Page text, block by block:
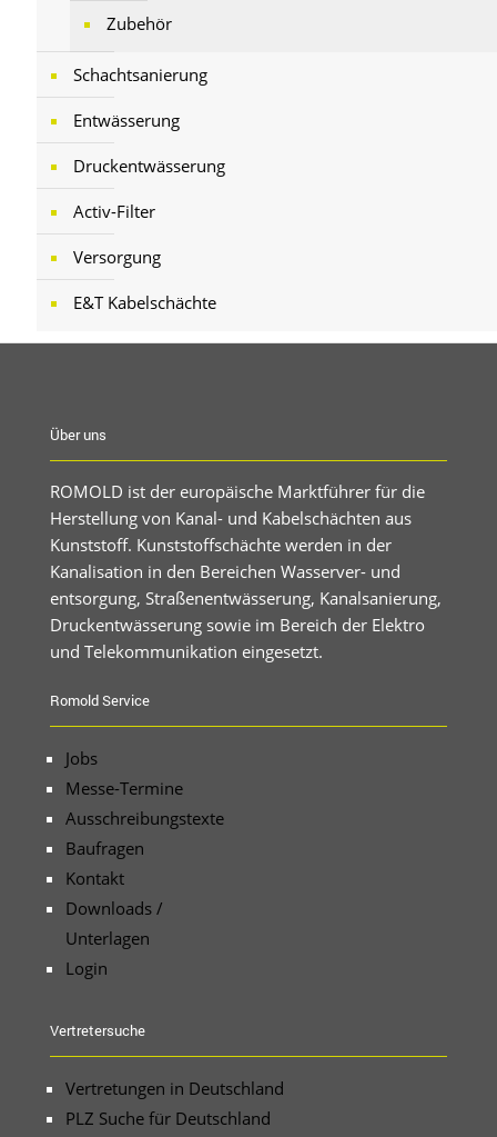
Zubehör
Schachtsanierung
Entwässerung
Druckentwässerung
Activ-Filter
Versorgung
E&T Kabelschächte
Über uns
ROMOLD ist der europäische Marktführer für die
Herstellung von Kanal- und Kabelschächten aus
Kunststoff. Kunststoffschächte werden in der
Kanalisation in den Bereichen Wasserver- und
entsorgung, Straßenentwässerung, Kanalsanierung,
Druckentwässerung sowie im Bereich der Elektro
und Telekommunikation eingesetzt.
Romold Service
Jobs
Messe-Termine
Ausschreibungstexte
Baufragen
Kontakt
Downloads /
Unterlagen
Login
Vertretersuche
Vertretungen in Deutschland
PLZ Suche für Deutschland